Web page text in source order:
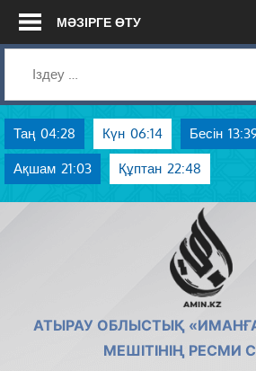
Skip
МӘЗІРГЕ ӨТУ
Таң 04:28 Күн 06:14 Бесін
Ақшам 21:03 Құптан 22:48
АТЫРАУ ОБЛЫСТЫҚ
МЕШІТІНІҢ РЕСМИ